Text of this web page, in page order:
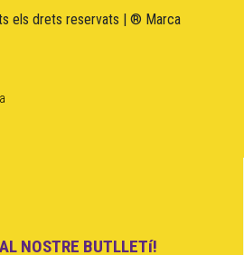
els drets reservats | ® Marca
NOSTRE BUTLLETí!